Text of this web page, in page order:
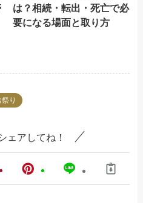
は？相続・転出・死亡で必
要になる場面と取り方
り
ェアしてね！